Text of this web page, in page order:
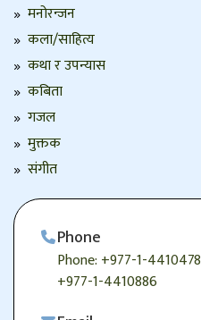
मनोरन्जन
कला/साहित्य
कथा र उपन्यास
कबिता
गजल
मुक्तक
संगीत
Phone
Phone: +977-1-4410478
+977-1-4410886